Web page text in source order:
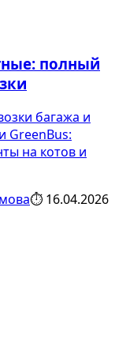
полный
багажа и
GreenBus:
на котов и
⏱ 16.04.2026